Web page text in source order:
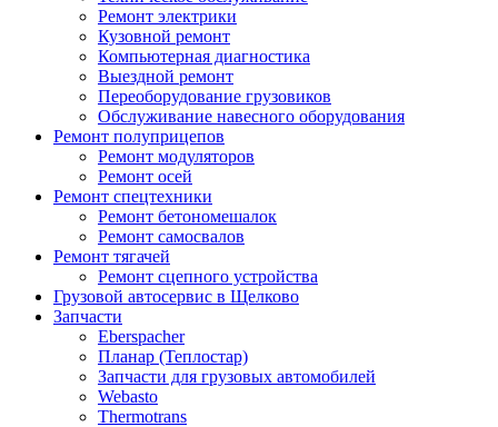
Ремонт электрики
Кузовной ремонт
Компьютерная диагностика
Выездной ремонт
Переоборудование грузовиков
Обслуживание навесного оборудования
Ремонт полуприцепов
Ремонт модуляторов
Ремонт осей
Ремонт спецтехники
Ремонт бетономешалок
Ремонт самосвалов
Ремонт тягачей
Ремонт сцепного устройства
Грузовой автосервис в Щелково
Запчасти
Eberspacher
Планар (Теплостар)
Запчасти для грузовых автомобилей
Webasto
Thermotrans